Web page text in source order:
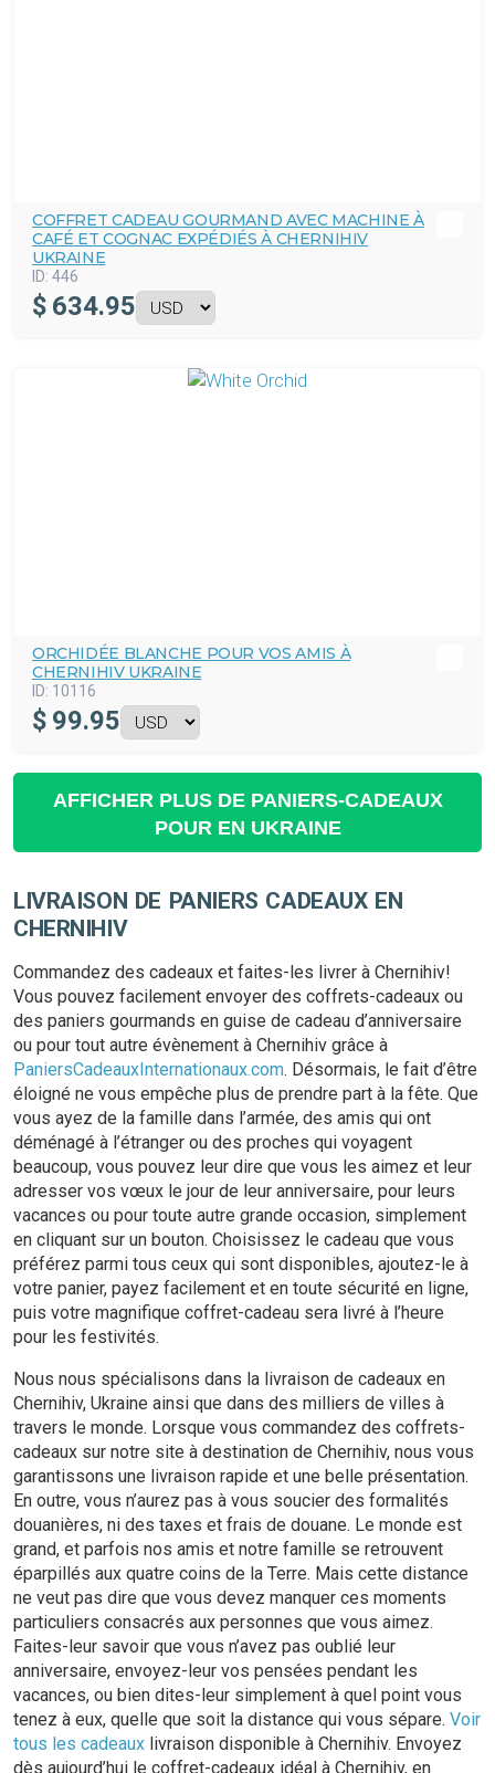
COFFRET CADEAU GOURMAND AVEC MACHINE À
CAFÉ ET COGNAC EXPÉDIÉS À CHERNIHIV
UKRAINE
ID: 446
$ 634.95
ORCHIDÉE BLANCHE POUR VOS AMIS À
CHERNIHIV UKRAINE
ID: 10116
$ 99.95
AFFICHER PLUS DE PANIERS-CADEAUX
POUR EN UKRAINE
LIVRAISON DE PANIERS CADEAUX EN
CHERNIHIV
Commandez des cadeaux et faites-les livrer à Chernihiv!
Vous pouvez facilement envoyer des coffrets-cadeaux ou
des paniers gourmands en guise de cadeau d’anniversaire
ou pour tout autre évènement à Chernihiv grâce à
PaniersCadeauxInternationaux.com. Désormais, le fait d’être
éloigné ne vous empêche plus de prendre part à la fête. Que
vous ayez de la famille dans l’armée, des amis qui ont
déménagé à l’étranger ou des proches qui voyagent
beaucoup, vous pouvez leur dire que vous les aimez et leur
adresser vos vœux le jour de leur anniversaire, pour leurs
vacances ou pour toute autre grande occasion, simplement
en cliquant sur un bouton. Choisissez le cadeau que vous
préférez parmi tous ceux qui sont disponibles, ajoutez-le à
votre panier, payez facilement et en toute sécurité en ligne,
puis votre magnifique coffret-cadeau sera livré à l’heure
pour les festivités.
Nous nous spécialisons dans la livraison de cadeaux en
Chernihiv, Ukraine ainsi que dans des milliers de villes à
travers le monde. Lorsque vous commandez des coffrets-
cadeaux sur notre site à destination de Chernihiv, nous vous
garantissons une livraison rapide et une belle présentation.
En outre, vous n’aurez pas à vous soucier des formalités
douanières, ni des taxes et frais de douane. Le monde est
grand, et parfois nos amis et notre famille se retrouvent
éparpillés aux quatre coins de la Terre. Mais cette distance
ne veut pas dire que vous devez manquer ces moments
particuliers consacrés aux personnes que vous aimez.
Faites-leur savoir que vous n’avez pas oublié leur
anniversaire, envoyez-leur vos pensées pendant les
vacances, ou bien dites-leur simplement à quel point vous
tenez à eux, quelle que soit la distance qui vous sépare. Voir
tous les cadeaux livraison disponible à Chernihiv. Envoyez
dès aujourd’hui le coffret-cadeaux idéal à Chernihiv, en